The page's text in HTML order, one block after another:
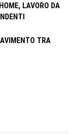
LAVORO DA
TRA